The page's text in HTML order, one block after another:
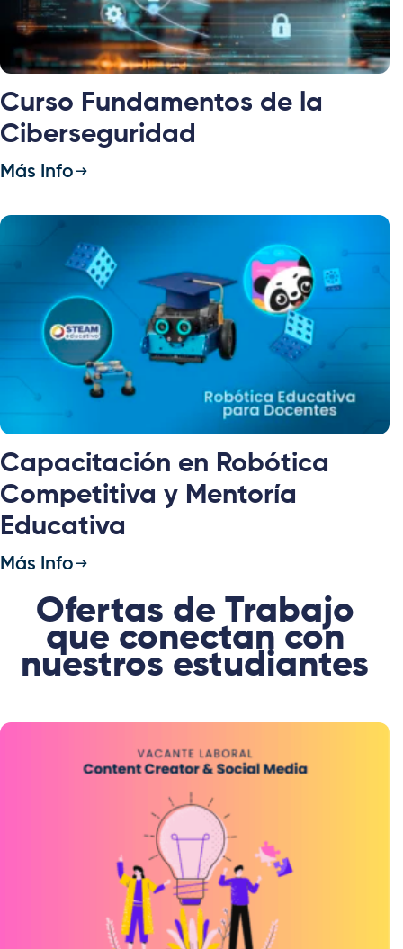
Curso Fundamentos de la
Ciberseguridad
Más Info
Capacitación en Robótica
Competitiva y Mentoría
Educativa
Más Info
Ofertas de Trabajo
que conectan con
nuestros estudiantes